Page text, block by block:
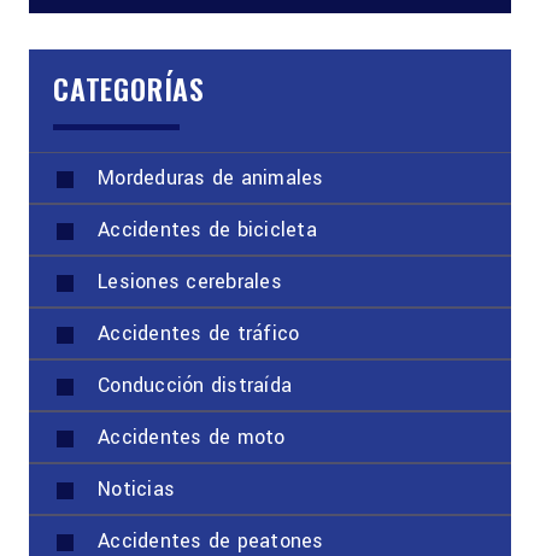
CATEGORÍAS
Mordeduras de animales
Accidentes de bicicleta
Lesiones cerebrales
Accidentes de tráfico
Conducción distraída
Accidentes de moto
Noticias
Accidentes de peatones